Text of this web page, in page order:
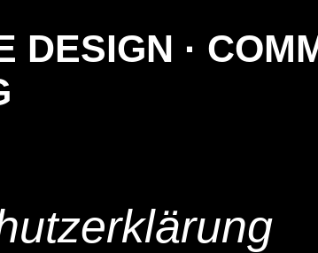
DESIGN ·